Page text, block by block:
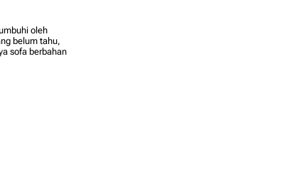
oleh
belum tahu,
sofa berbahan